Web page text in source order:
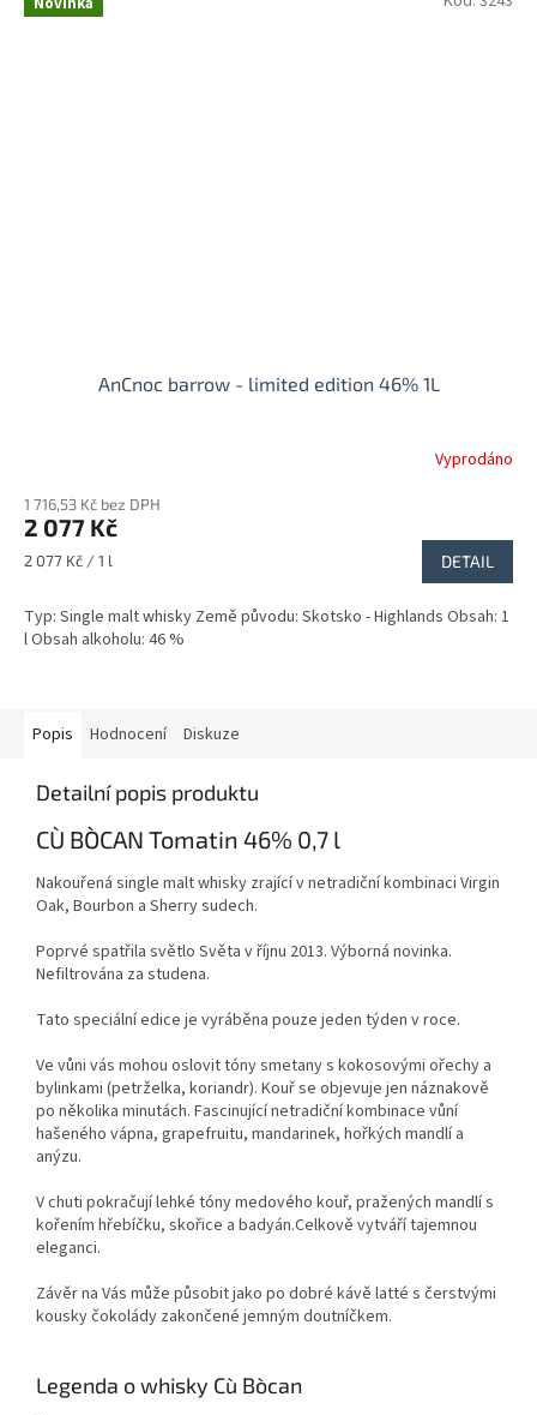
AnCnoc barrow - limited edition 46% 1L
Vyprodáno
1 716,53 Kč bez DPH
2 077 Kč
Měrná
2 077 Kč / 1 l DETAIL
Typ: Single malt whisky Země původu: Skotsko - Highlands Obsah: 1
l Obsah alkoholu: 46 %
Popis Hodnocení Diskuze
Detailní popis produktu
CÙ BÒCAN Tomatin 46% 0,7 l
Nakouřená single malt whisky zrající v netradiční kombinaci Virgin
Oak, Bourbon a Sherrysudech.
Poprvé spatřila světlo Světa v říjnu 2013. Výborná novinka.
Nefiltrována za studena.
Tato speciální edice je vyráběna pouze jeden týden v roce.
Ve vůni vás mohou oslovit tóny smetany s kokosovými ořechy a
bylinkami (petrželka, koriandr). Kouř se objevuje jen náznakově
po několika minutách. Fascinující netradiční kombinace vůní
hašeného vápna, grapefruitu, mandarinek, hořkých mandlí a
anýzu.
V chuti pokračují lehké tóny medového kouř, pražených mandlí s
kořením hřebíčku, skořice a badyán.Celkově vytváří tajemnou
eleganci.
Závěr na Vás může působit jako po dobré kávě latté s čerstvými
kousky čokolády zakončené jemným doutníčkem.
Legenda o whisky Cù Bòcan